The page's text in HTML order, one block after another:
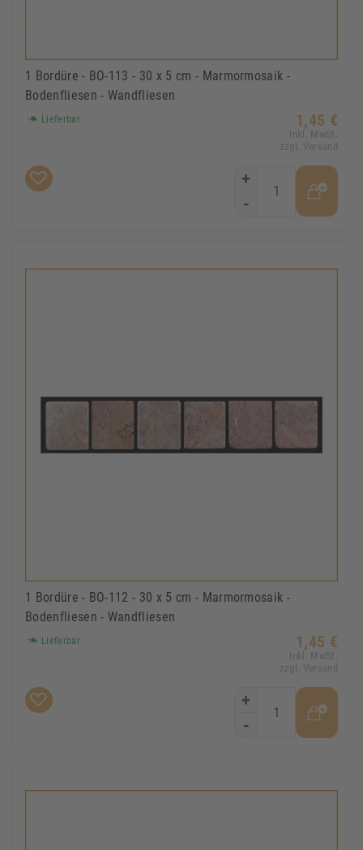
1 Bordüre - BO-113 - 30 x 5 cm - Marmormosaik -
Bodenfliesen - Wandfliesen
Lieferbar 1,45 €
Inkl. MwSt.
zzgl. Versand
+
-
1 Bordüre - BO-112 - 30 x 5 cm - Marmormosaik -
Bodenfliesen - Wandfliesen
Lieferbar 1,45 €
Inkl. MwSt.
zzgl. Versand
+
-